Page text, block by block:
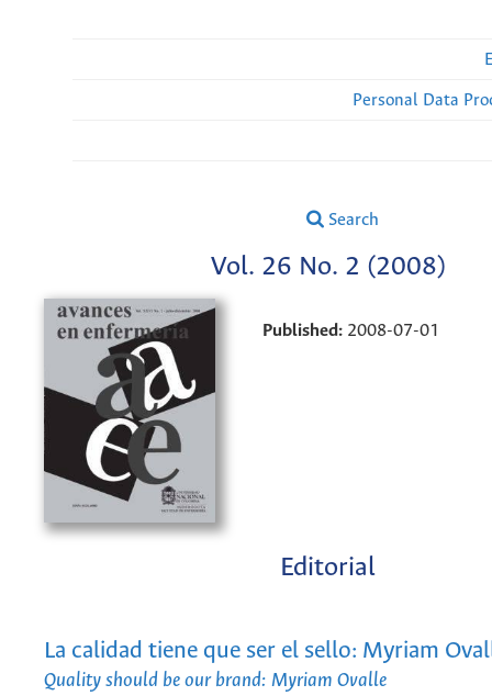
Personal Data
Search
Vol. 26 No. 2 (2008)
Published: 2008-07-01
Editorial
La calidad tiene que ser el sello: Myriam
Quality should be our brand: Myriam Ovalle